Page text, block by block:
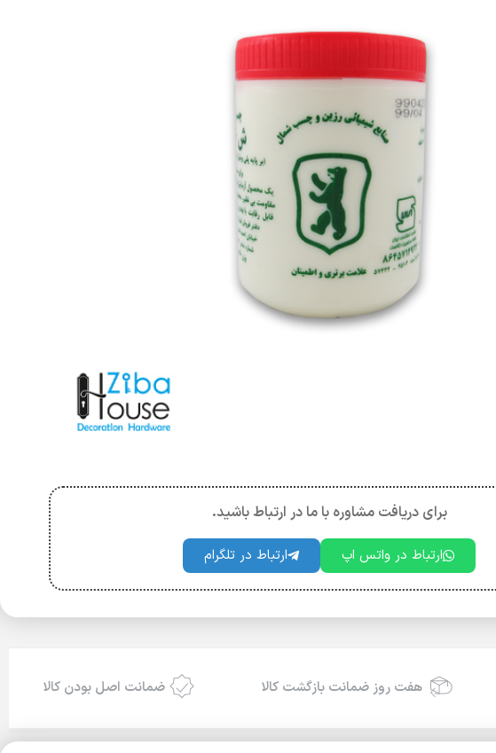
برای دریافت مشاوره با ما در ارتباط باشید.
ارتباط در واتس اپ ارتباط در تلگرام
هفت روز ضمانت بازگشت کالا ضمانت اصل بودن کالا